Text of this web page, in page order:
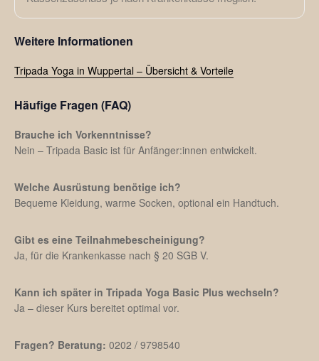
Weitere Informationen
Tripada Yoga in Wuppertal – Übersicht & Vorteile
Häufige Fragen (FAQ)
Brauche ich Vorkenntnisse?
Nein – Tripada Basic ist für Anfänger:innen entwickelt.
Welche Ausrüstung benötige ich?
Bequeme Kleidung, warme Socken, optional ein Handtuch.
Gibt es eine Teilnahmebescheinigung?
Ja, für die Krankenkasse nach § 20 SGB V.
Kann ich später in Tripada Yoga Basic Plus wechseln?
Ja – dieser Kurs bereitet optimal vor.
Fragen? Beratung: 0202 / 9798540